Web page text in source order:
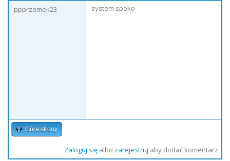
ppprzemek23
system spoko
Góra strony
Zaloguj sięalbo zarejestruj aby dodać komentarz